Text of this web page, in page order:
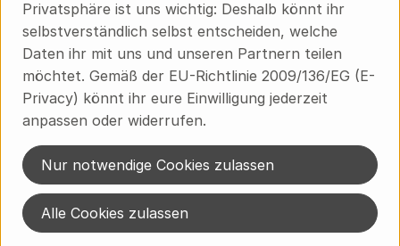
Herkunft
Hersteller: BIN
Deutschland
Bingenheimer Saatgut
Privatsphäre ist uns wichtig: Deshalb könnt ihr
selbstverständlich selbst entscheiden, welche
Daten ihr mit uns und unseren Partnern teilen
möchtet. Gemäß der EU-Richtlinie 2009/136/EG (E-
Privacy) könnt ihr eure Einwilligung jederzeit
anpassen oder widerrufen.
Nur notwendige Cookies zulassen
Alle Cookies zulassen